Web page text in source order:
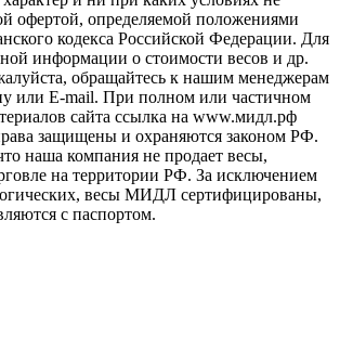
офертой, определяемой положениями
кодекса Российской Федерации. Для
информации о стоимости весов и др.
обращайтесь к нашим менеджерам
или E-mail. При полном или частичном
сайта ссылка на www.мидл.рф
защищены и охраняются законом РФ.
наша компания не продает весы,
на территории РФ. За исключением
весы МИДЛ сертифицированы,
с паспортом.